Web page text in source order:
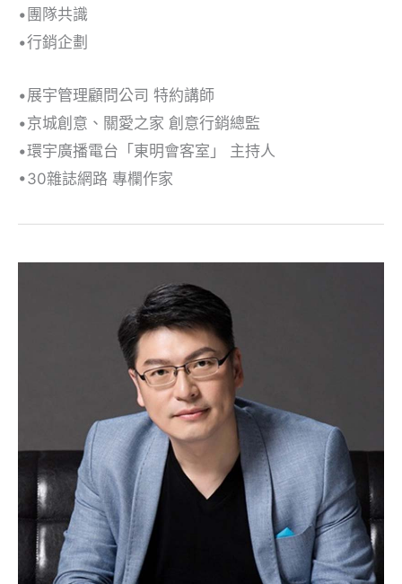
•團隊共識
•行銷企劃
•展宇管理顧問公司 特約講師
•京城創意、關愛之家 創意行銷總監
•環宇廣播電台「東明會客室」 主持人
•30雜誌網路 專欄作家